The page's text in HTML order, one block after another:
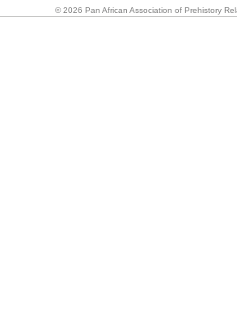
© 2026 Pan African Association of Prehistory